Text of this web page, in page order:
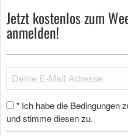
Jetzt kostenlos zum
anmelden!
* Ich habe die Bedingungen
und stimme diesen zu.